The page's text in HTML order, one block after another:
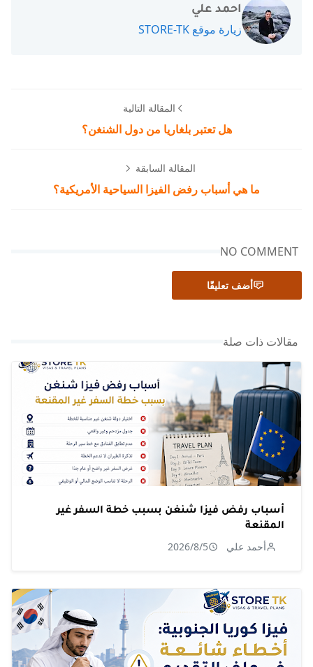
احمد علي
زيارة موقع STORE-TK
المقالة التالية
هل تعتبر بلغاريا من دول الشنغن؟
المقالة السابقة
ما هي أسباب رفض الفيزا السياحية الأمريكية؟
NO COMMENT
أضف تعليقًا
مقالات ذات صلة
أسباب رفض فيزا شنغن بسبب خطة السفر غير
المقنعة
أحمد علي 2026/8/5